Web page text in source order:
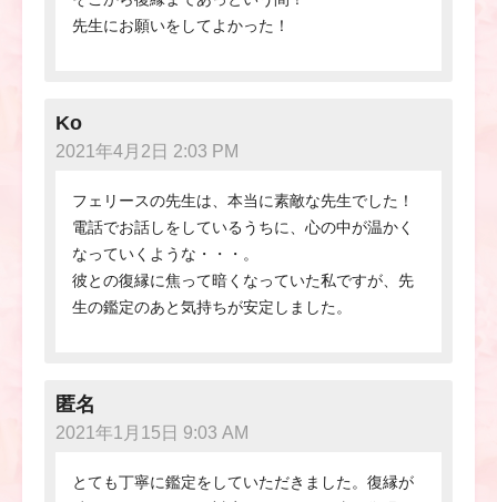
先生にお願いをしてよかった！
Ko
2021年4月2日 2:03 PM
フェリースの先生は、本当に素敵な先生でした！
電話でお話しをしているうちに、心の中が温かく
なっていくような・・・。
彼との復縁に焦って暗くなっていた私ですが、先
生の鑑定のあと気持ちが安定しました。
匿名
2021年1月15日 9:03 AM
とても丁寧に鑑定をしていただきました。復縁が